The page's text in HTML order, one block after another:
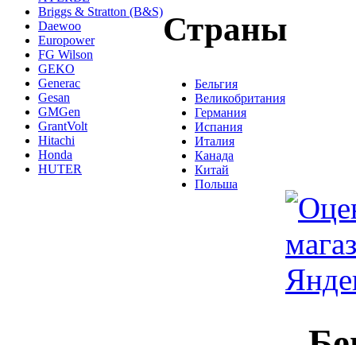
Briggs & Stratton (B&S)
Daewoo
Europower
FG Wilson
GEKO
Generac
Gesan
GMGen
GrantVolt
Hitachi
Honda
HUTER
Страны
Бельгия
Великобритания
Германия
Испания
Италия
Канада
Китай
Польша